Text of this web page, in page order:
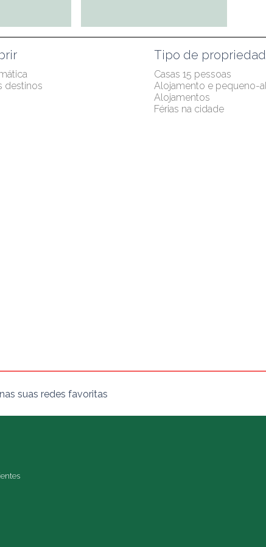
destinos
Tipo de
Casas 15 pessoas
Alojamento e pequeno-
Alojamentos
Férias na cidade
suas redes favoritas